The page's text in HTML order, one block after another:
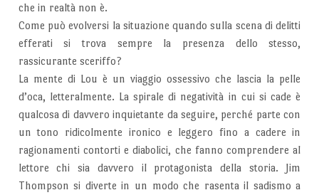
che in realtà non è.
Come può evolversi la situazione quando sulla scena di delitti
efferati si trova sempre la presenza dello stesso,
rassicurante sceriffo?
La mente di Lou è un viaggio ossessivo che lascia la pelle
d’oca, letteralmente. La spirale di negatività in cui si cade è
qualcosa di davvero inquietante da seguire, perché parte con
un tono ridicolmente ironico e leggero fino a cadere in
ragionamenti contorti e diabolici, che fanno comprendere al
lettore chi sia davvero il protagonista della storia. Jim
Thompson si diverte in un modo che rasenta il sadismo a